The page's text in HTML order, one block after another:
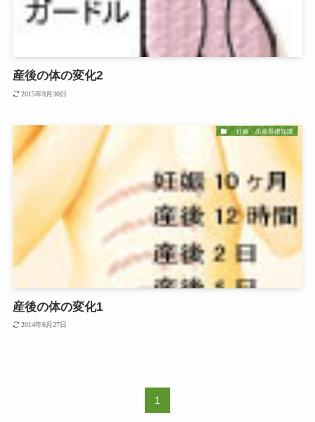
産後の体の変化2
2015年9月30日
妊娠・出産基礎知識
産後の体の変化1
2014年6月27日
1